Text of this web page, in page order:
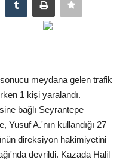
meydana gelen trafik
1 kişi yaralandı.
bağlı Seyrantepe
Yusuf A.'nın kullandığı 27
direksiyon hakimiyetini
devrildi. Kazada Halil